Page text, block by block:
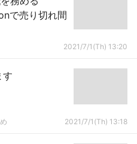
で売り切れ間
2021/7/1(Th) 13:20
す
2021/7/1(Th) 13:18